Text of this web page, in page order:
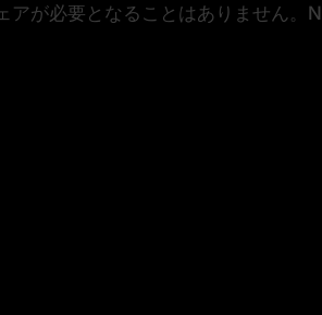
が必要となることはありません。